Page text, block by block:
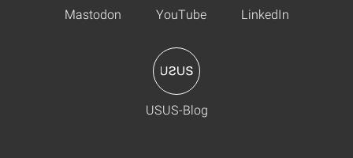
Mastodon YouTube LinkedIn
USUS-Blog